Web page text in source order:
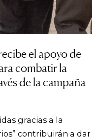
el apoyo de
combatir la
de la campaña
gracias a la
contribuirán a dar